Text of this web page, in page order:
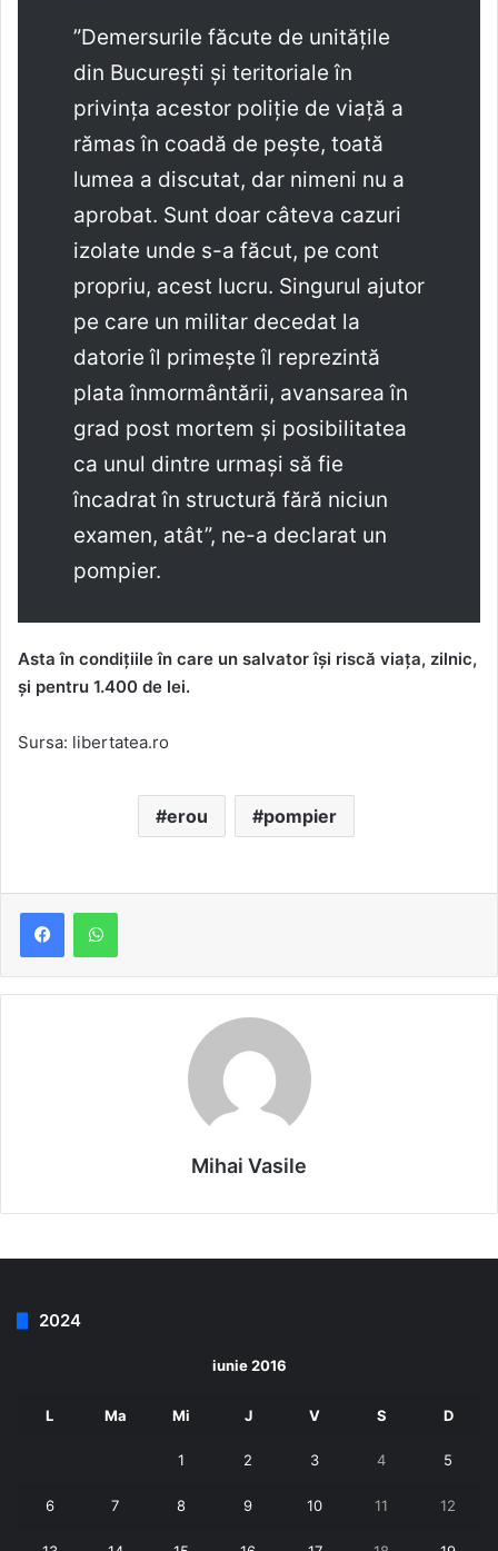
”Demersurile făcute de unitățile
din București și teritoriale în
privința acestor poliție de viață a
rămas în coadă de pește, toată
lumea a discutat, dar nimeni nu a
aprobat. Sunt doar câteva cazuri
izolate unde s-a făcut, pe cont
propriu, acest lucru. Singurul ajutor
pe care un militar decedat la
datorie îl primește îl reprezintă
plata înmormântării, avansarea în
grad post mortem și posibilitatea
ca unul dintre urmași să fie
încadrat în structură fără niciun
examen, atât”, ne-a declarat un
pompier.
Asta în condițiile în care un salvator își riscă viața, zilnic,
și pentru 1.400 de lei.
Sursa: libertatea.ro
erou pompier
Mihai Vasile
2024
iunie 2016
L Ma Mi J V S D
1 2 3 4 5
6 7 8 9 10 11 12